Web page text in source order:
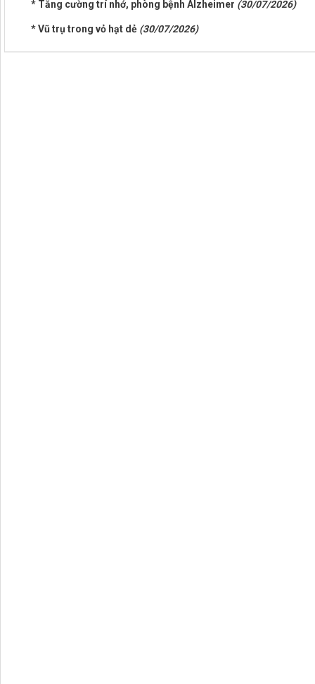
* Tăng cường trí nhớ, phòng bệnh Alzheimer (30/07/2026)
* Vũ trụ trong vỏ hạt dẻ (30/07/2026)